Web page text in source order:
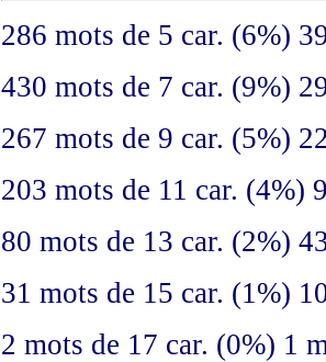
286 mots de 5 car. (6%)
430 mots de 7 car. (9%)
267 mots de 9 car. (5%)
203 mots de 11 car. (4%)
80 mots de 13 car. (2%)
31 mots de 15 car. (1%)
2 mots de 17 car. (0%) 1